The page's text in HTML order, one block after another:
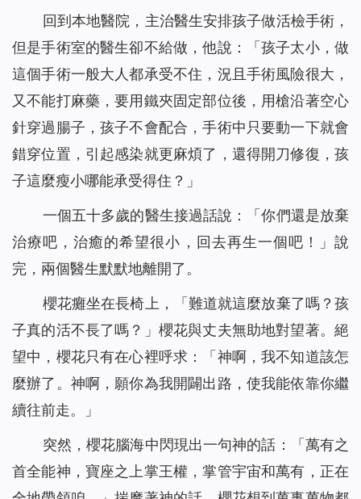
回到本地醫院，主治醫生安排孩子做活檢手術，
但是手術室的醫生卻不給做，他說：「孩子太小，做
這個手術一般大人都承受不住，況且手術風險很大，
又不能打麻藥，要用鐵夾固定部位後，用槍沿著空心
針穿過腸子，孩子不會配合，手術中只要動一下就會
錯穿位置，引起感染就更麻煩了，還得開刀修復，孩
子這麼瘦小哪能承受得住？」
一個五十多歲的醫生接過話說：「你們還是放棄
治療吧，治癒的希望很小，回去再生一個吧！」說
完，兩個醫生默默地離開了。
櫻花癱坐在長椅上，「難道就這麼放棄了嗎？孩
子真的活不長了嗎？」櫻花與丈夫無助地對望著。絕
望中，櫻花只有在心裡呼求：「神啊，我不知道該怎
麼辦了。神啊，願你為我開闢出路，使我能依靠你繼
續往前走。」
突然，櫻花腦海中閃現出一句神的話：「 萬有之
首全能神，寶座之上掌王權，掌管宇宙和萬有，正在